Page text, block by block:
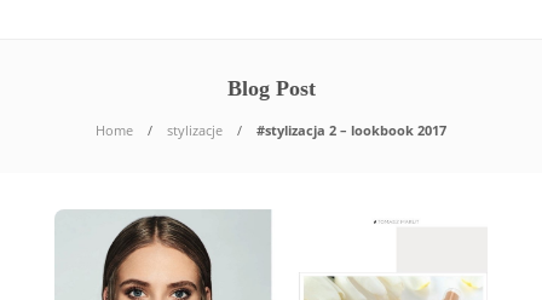
Blog Post
Home stylizacje #stylizacja 2 – lookbook 2017